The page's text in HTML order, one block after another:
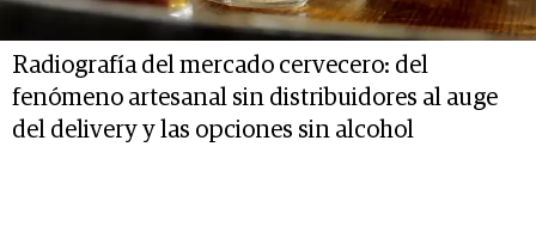
Radiografía del mercado cervecero: del
fenómeno artesanal sin distribuidores al auge
del delivery y las opciones sin alcohol